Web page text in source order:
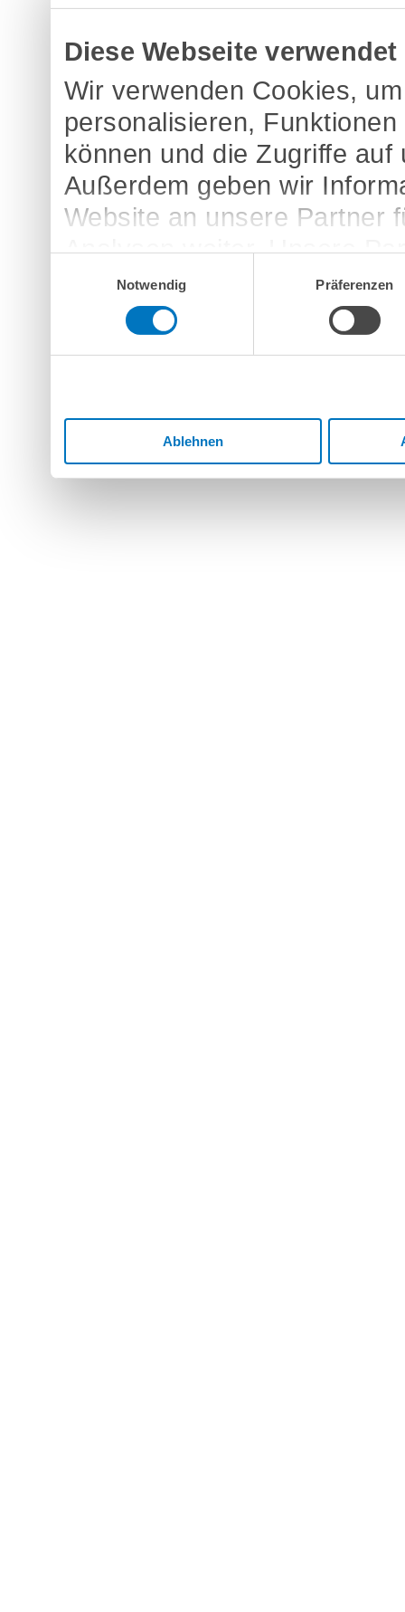
Diese Webseite
Wir verwenden Cookies,
personalisieren,
können und die Zugriffe
Außerdem geben wir
Website an unsere Partner
Analysen weiter. Unsere
möglicherweise mit
bereitgestellt haben oder
Dienste gesammelt haben.
Notwendig
Präferenzen
Ablehnen